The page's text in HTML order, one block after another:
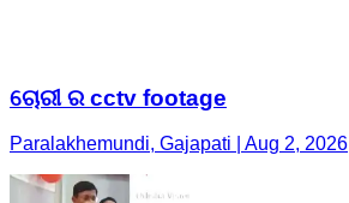
ଚୋରୀ ର cctv footage
Paralakhemundi, Gajapati | Aug 2, 2026